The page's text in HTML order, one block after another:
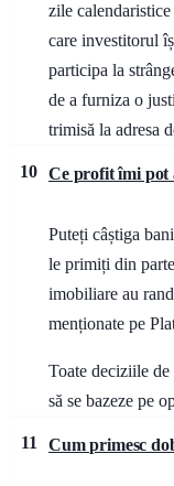
zile
care investitorul
participa la
de a furniza o
trimisă la adresa
10 Ce profit îmi pot
Puteți câștiga
le primiți din
imobiliare au
menționate pe
Toate deciziile
să se bazeze pe
11 Cum primesc